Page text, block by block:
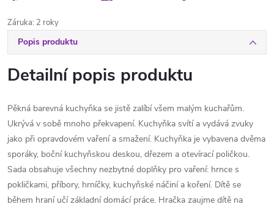
Záruka: 2 roky
Popis produktu
Detailní popis produktu
Pěkná barevná kuchyňka se jistě zalíbí všem malým kuchařům.
Ukrývá v sobě mnoho překvapení. Kuchyňka svítí a vydává zvuky
jako při opravdovém vaření a smažení. Kuchyňka je vybavena dvěma
sporáky, boční kuchyňskou deskou, dřezem a otevírací poličkou.
Sada obsahuje všechny nezbytné doplňky pro vaření: hrnce s
pokličkami, příbory, hrníčky, kuchyňské náčiní a koření. Dítě se
během hraní učí základní domácí práce. Hračka zaujme dítě na